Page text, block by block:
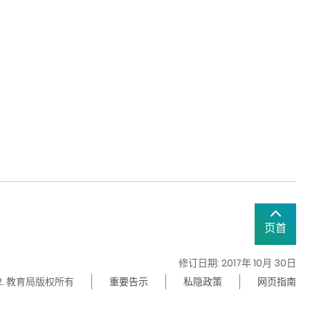
页首
修订日期: 2017年 10月 30日
教育局版权所有
重要告示 私隐政策 网页指南